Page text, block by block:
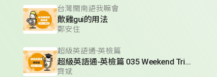
台灣閩南語我嘛會
歕雞gui的用法
鄭安住
超級英語通-英檢篇
超級英語通-英檢篇 035 Weekend Trip- 週末旅遊
齊斌